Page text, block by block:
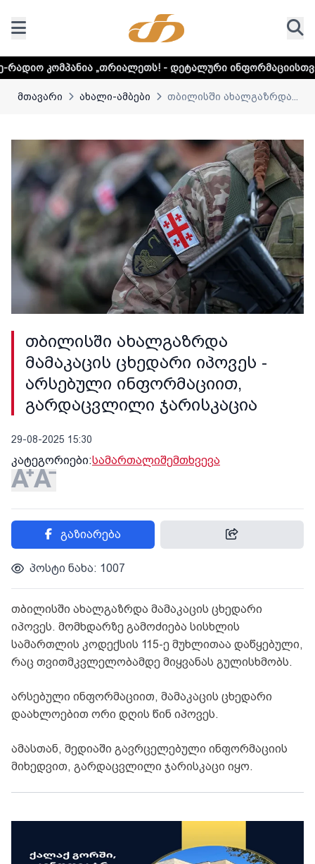
- დეტალური ინფორმაციისთვის დააკლიკეთ
მთავარი ახალი-ამბები თბილისში ახალგაზრდა...
თბილისში ახალგაზრდა
მამაკაცის ცხედარი იპოვეს -
არსებული ინფორმაციით,
გარდაცვლილი ჯარისკაცია
29-08-2025 15:30
კატეგორიები:სამართალიშემთხვევა
გაზიარება
პოსტი ნახა: 1007
თბილისში ახალგაზრდა მამაკაცის ცხედარი
იპოვეს. მომხდარზე გამოძიება სისხლის
სამართლის კოდექსის 115-ე მუხლითაა დაწყებული,
რაც თვითმკვლელობამდე მიყვანას გულისხმობს.
არსებული ინფორმაციით, მამაკაცის ცხედარი
დაახლოებით ორი დღის წინ იპოვეს.
ამასთან, მედიაში გავრცელებული ინფორმაციის
მიხედვით, გარდაცვლილი ჯარისკაცი იყო.